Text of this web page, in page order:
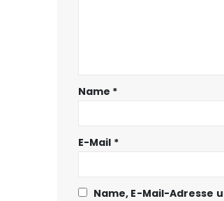
Name *
E-Mail *
Name, E-Mail-Adresse